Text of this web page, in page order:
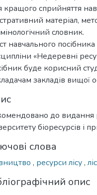
кращого сприйняття
матеріал,
словник.
навчального
«Недеревні
буде корисний
закладів вищої
до видання
біоресурсів і
слова
, ресурси лісу,
опис